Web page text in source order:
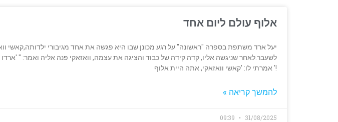
אלוף עולם ליום אחד
יעל ארד משתפת בספרה "ראשונה" על רגע מכונן שבו היא פגשה את אחד מגיבורי ילדותה,קאשי
לשעבר.לאחר שניגשה אליו, קדה קידה של כבוד והציגה את עצמה, וואזאקי פנה אליה ואמר: " 'ארדו
!' אמרתי לו: 'קאשי וואזאקי, אתה היית אלוף
להמשך קריאה »
31/08/2025